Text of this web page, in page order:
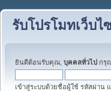
รับโปรโมทเว็บ
ยินดีต้อนรับคุณ, บุคคลทั่วไป กรุ
เข้าสู่ระบบด้วยชื่อผู้ใช้ รหัสผ่าน